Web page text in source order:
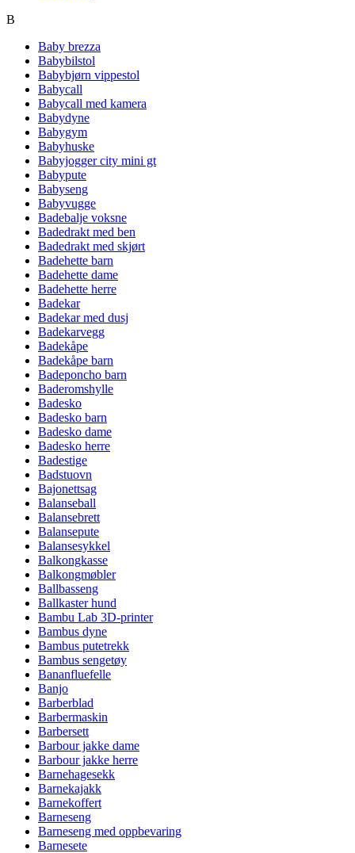
B
Baby brezza
Babybilstol
Babybjørn vippestol
Babycall
Babycall med kamera
Babydyne
Babygym
Babyhuske
Babyjogger city mini gt
Babypute
Babyseng
Babyvugge
Badebalje voksne
Badedrakt med ben
Badedrakt med skjørt
Badehette barn
Badehette dame
Badehette herre
Badekar
Badekar med dusj
Badekarvegg
Badekåpe
Badekåpe barn
Badeponcho barn
Baderomshylle
Badesko
Badesko barn
Badesko dame
Badesko herre
Badestige
Badstuovn
Bajonettsag
Balanseball
Balansebrett
Balansepute
Balansesykkel
Balkongkasse
Balkongmøbler
Ballbasseng
Ballkaster hund
Bambu Lab 3D-printer
Bambus dyne
Bambus putetrekk
Bambus sengetøy
Bananfluefelle
Banjo
Barberblad
Barbermaskin
Barbersett
Barbour jakke dame
Barbour jakke herre
Barnehagesekk
Barnekajakk
Barnekoffert
Barneseng
Barneseng med oppbevaring
Barnesete